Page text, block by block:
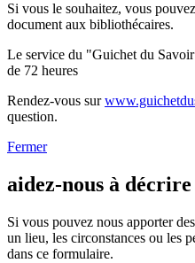
Si vous le souhaitez, vous
document aux bibliothécaires.
Le service du "Guichet du
de 72 heures
Rendez-vous sur
question.
Fermer
aidez-nous à
Si vous pouvez nous apporter
un lieu, les circonstances ou les
dans ce formulaire.